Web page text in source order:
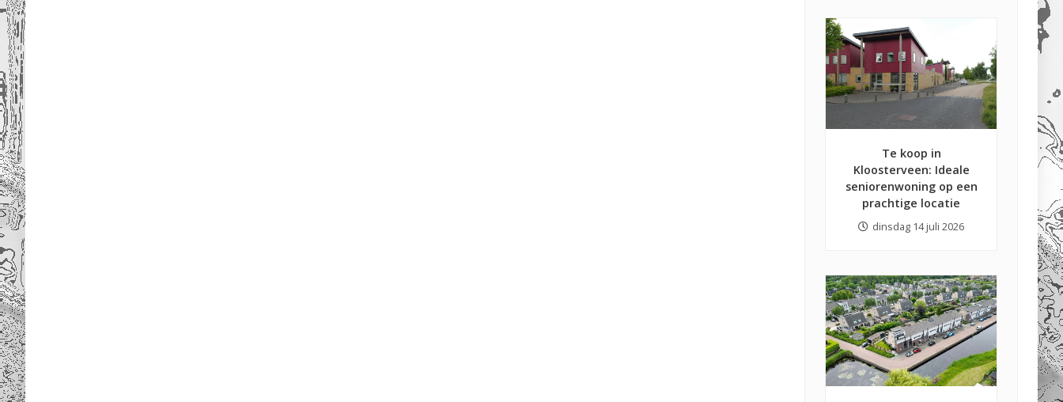
Te koop in
Kloosterveen: Ideale
seniorenwoning op een
prachtige locatie
dinsdag 14 juli 2026